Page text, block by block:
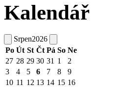
Kalendář
Srpen2026
Po Út St Čt Pá So Ne
27 28 29 30 31 1
2
3
4 5 6 7 8
9
10 11 12 13 14 15 16